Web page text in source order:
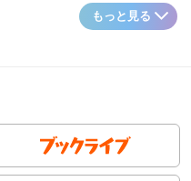
もっと見る